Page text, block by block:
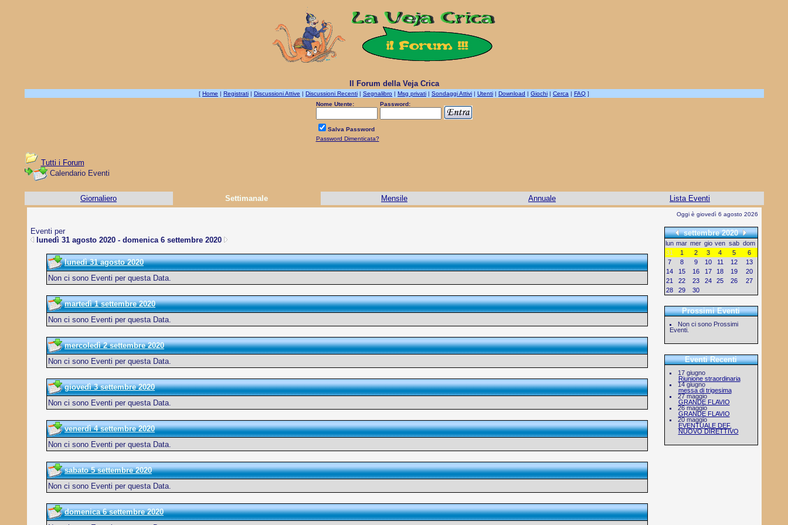
Il Forum della Veja Crica
[ Home | Registrati | Discussioni Attive | Discussioni Recenti | Segnalibro | Msg privati | Sondaggi Attivi | Utenti | Download | Giochi | Cerca | FAQ ]
Nome Utente:
Password:
Salva Password
Password Dimenticata?
Tutti i Forum
Calendario Eventi
Giornaliero Settimanale Mensile Annuale Lista Eventi
Oggi è giovedì 6 agosto 2026
Eventi per
lunedì 31 agosto 2020 - domenica 6 settembre 2020
lunedì 31 agosto 2020
Non ci sono Eventi per questa Data.
martedì 1 settembre 2020
Non ci sono Eventi per questa Data.
mercoledì 2 settembre 2020
Non ci sono Eventi per questa Data.
giovedì 3 settembre 2020
Non ci sono Eventi per questa Data.
venerdì 4 settembre 2020
Non ci sono Eventi per questa Data.
sabato 5 settembre 2020
Non ci sono Eventi per questa Data.
domenica 6 settembre 2020
settembre 2020
lun mar mer gio ven sab dom
31
1 2 3 4 5
6
7
8 9 10 11 12
13
14
15 16 17 18 19
20
21
22 23 24 25 26
27
28
29 30
Prossimi Eventi
Non ci sono Prossimi
Eventi.
Eventi Recenti
17 giugno
Riunione straordinaria
14 giugno
messa di trigesima
27 maggio
GRANDE FLAVIO
26 maggio
GRANDE FLAVIO
20 maggio
EVENTUALE DEF.
NUOVO DIRETTIVO